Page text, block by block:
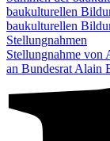
baukulturellen
baukulturellen
Stellungnahmen
Stellungnahme von
an Bundesrat Alain